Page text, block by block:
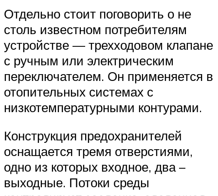
Отдельно стоит поговорить о не
столь известном потребителям
устройстве — трехходовом клапане
с ручным или электрическим
переключателем. Он применяется в
отопительных системах с
низкотемпературными контурами.
Конструкция предохранителей
оснащается тремя отверстиями,
одно из которых входное, два –
выходные. Потоки среды